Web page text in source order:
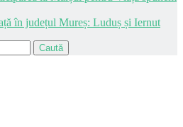
în județul Mureș: Luduș și Iernut
Caută